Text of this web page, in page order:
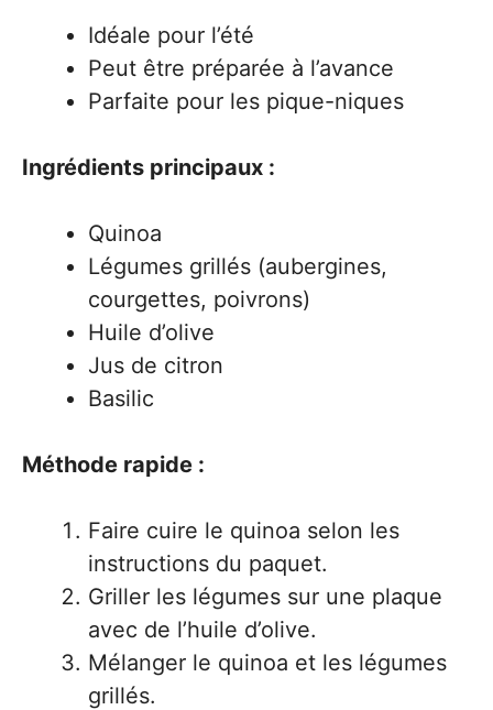
Idéale pour l’été
Peut être préparée à l’avance
Parfaite pour les pique-niques
Ingrédients principaux :
Quinoa
Légumes grillés (aubergines,
courgettes, poivrons)
Huile d’olive
Jus de citron
Basilic
Méthode rapide :
Faire cuire le quinoa selon les
instructions du paquet.
Griller les légumes sur une plaque
avec de l’huile d’olive.
Mélanger le quinoa et les légumes
grillés.